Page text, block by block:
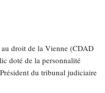
au droit de la Vienne (CDAD
doté de la personnalité
du tribunal judiciaire